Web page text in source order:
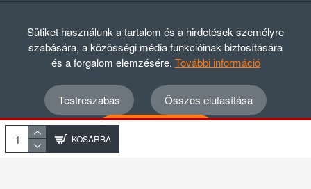
KOSÁRBA
Hétfő-Péntek: 08:00-16:30
© 2012 - 2024 GASZTRΩMEGA Kft.
Adatvédelmi szabályzat
ÁSZF
Elállási nyilatkozat
Sütiket használunk a tartalom és a hirdetések személyre
szabására, a közösségi média funkcióinak biztosítására
és a forgalom elemzésére. További információ
Testreszabás
Összes elutasítása
Összes elfogadása